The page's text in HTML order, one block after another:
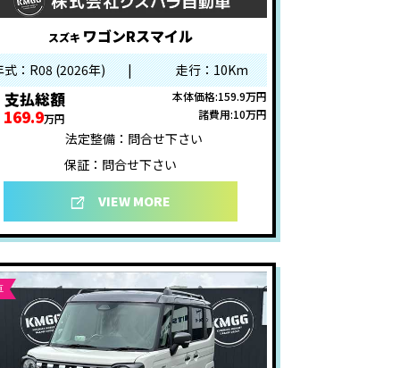
スズキ ワゴンRスマイル
式：R08 (2026年) | 走行：10Km
支払総額
169.9万円
本体価格:159.9万円
諸費用:10万円
法定整備：問合せ下さい
保証：問合せ下さい
VIEW MORE